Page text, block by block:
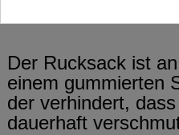
Der Rucksack ist
einem gummierten
der verhindert,
dauerhaft